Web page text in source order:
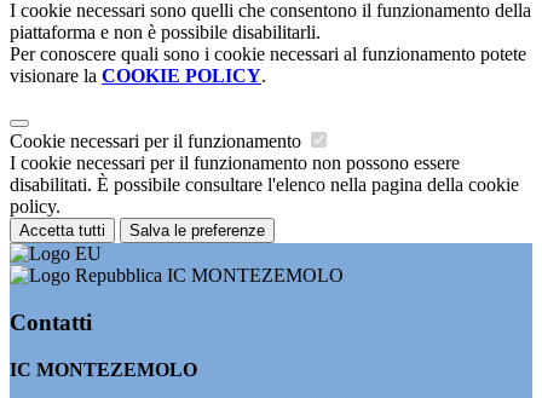
I cookie necessari sono quelli che consentono il funzionamento della
piattaforma e non è possibile disabilitarli.
Per conoscere quali sono i cookie necessari al funzionamento potete
visionare la COOKIE POLICY.
Cookie necessari per il funzionamento
I cookie necessari per il funzionamento non possono essere
disabilitati. È possibile consultare l'elenco nella pagina della cookie
policy.
Accetta tutti Salva le preferenze
IC MONTEZEMOLO
Contatti
IC MONTEZEMOLO